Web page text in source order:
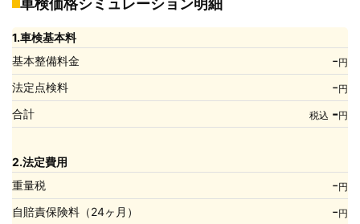
車検価格シミュレーション明細
1.車検基本料
基本整備料金
-円
法定点検料 -円
合計 税込 -円
2.法定費用
重量税
-円
自賠責保険料（24ヶ月） -円